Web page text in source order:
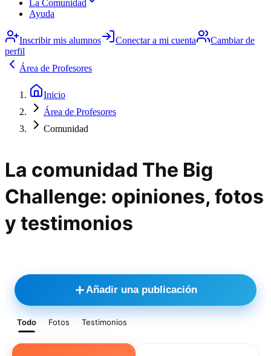
La Comunidad
Ayuda
Inscribir mis alumnos Conectar a mi cuenta
Cambiar de
perfil
Área de Profesores
Inicio
Área de Profesores
Comunidad
La comunidad The Big
Challenge: opiniones, fotos
y testimonios
Añadir una publicación
Todo Fotos Testimonios